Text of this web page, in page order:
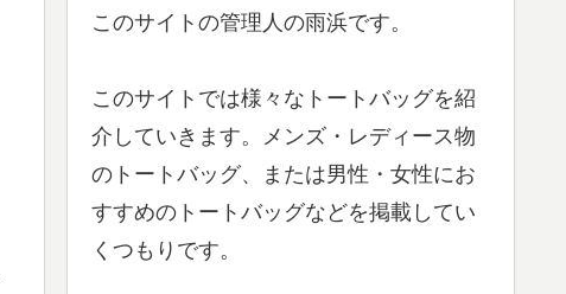
このサイトの管理人の雨浜です。
このサイトでは様々なトートバッグを紹
介していきます。メンズ・レディース物
のトートバッグ、または男性・女性にお
すすめのトートバッグなどを掲載してい
くつもりです。